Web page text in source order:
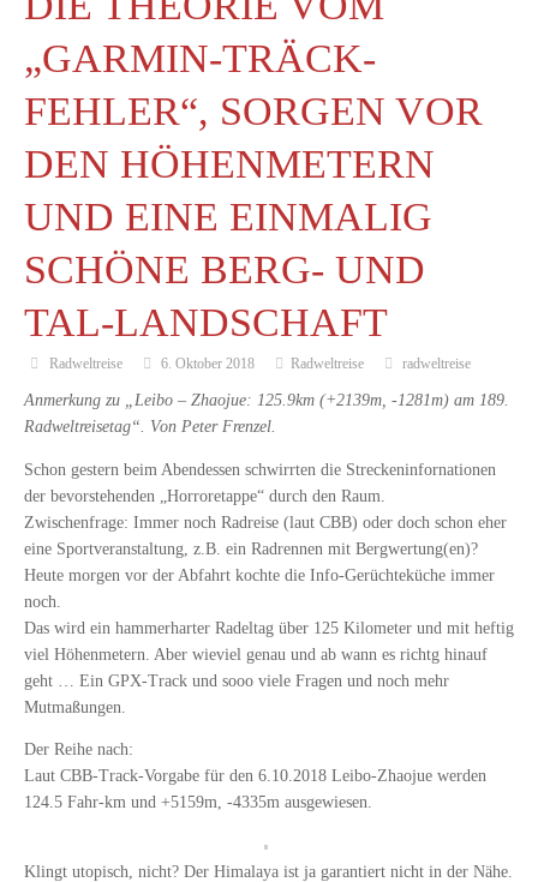
„GARMIN-TRÄCK-
FEHLER“, SORGEN VOR
DEN HÖHENMETERN
UND EINE EINMALIG
SCHÖNE BERG- UND
TAL-LANDSCHAFT
Radweltreise 6. Oktober 2018 Radweltreise radweltreise
Anmerkung zu „Leibo – Zhaojue: 125.9km (+2139m, -1281m) am 189.
Radweltreisetag“. Von Peter Frenzel.
Schon gestern beim Abendessen schwirrten die Streckeninfornationen
der bevorstehenden „Horroretappe“ durch den Raum.
Zwischenfrage: Immer noch Radreise (laut CBB) oder doch schon eher
eine Sportveranstaltung, z.B. ein Radrennen mit Bergwertung(en)?
Heute morgen vor der Abfahrt kochte die Info-Gerüchteküche immer
noch.
Das wird ein hammerharter Radeltag über 125 Kilometer und mit heftig
viel Höhenmetern. Aber wieviel genau und ab wann es richtg hinauf
geht … Ein GPX-Track und sooo viele Fragen und noch mehr
Mutmaßungen.
Der Reihe nach:
Laut CBB-Track-Vorgabe für den 6.10.2018 Leibo-Zhaojue werden
124.5 Fahr-km und +5159m, -4335m ausgewiesen.
Klingt utopisch, nicht? Der Himalaya ist ja garantiert nicht in der Nähe.